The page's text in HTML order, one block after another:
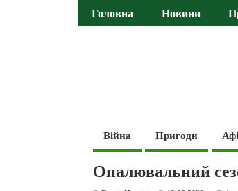
Головна Новини
Війна Пригоди
Опалювальний